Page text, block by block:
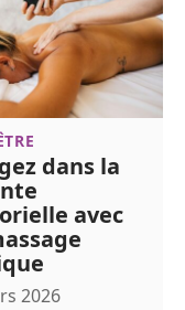
dans la
avec
2026